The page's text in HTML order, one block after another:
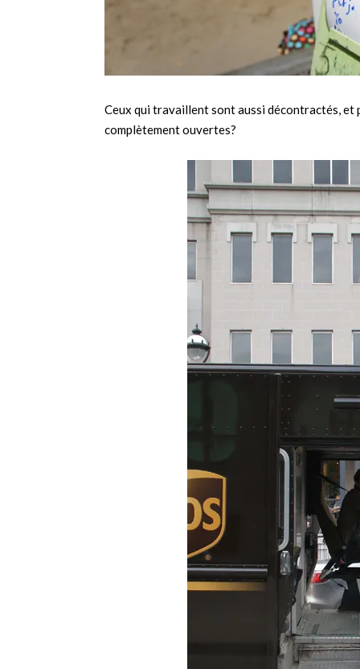
Ceux qui travaillent sont aussi décontractés, et
complètement ouvertes?